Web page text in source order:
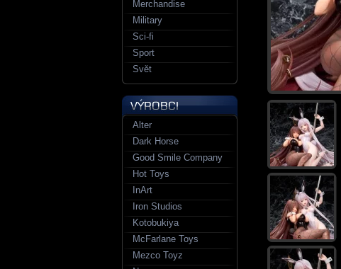
Merchandise
Military
Sci-fi
Sport
Svět
Alter
Dark Horse
Good Smile Company
Hot Toys
InArt
Iron Studios
Kotobukiya
McFarlane Toys
Mezco Toyz